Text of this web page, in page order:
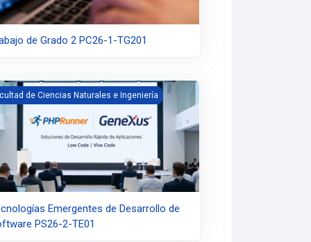
de Grado 2 PC26-1-TG201
Emergentes de Desarrollo de Software PS26-2-TE01
de Ciencias Naturales e Ingeniería
Emergentes de Desarrollo de
PS26-2-TE01